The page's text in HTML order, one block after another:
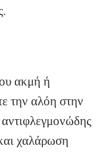
ακμή ή
την αλόη στην
χαλάρωση